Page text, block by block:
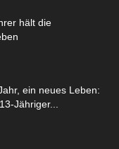
hält die
ein neues Leben:
Jähriger...